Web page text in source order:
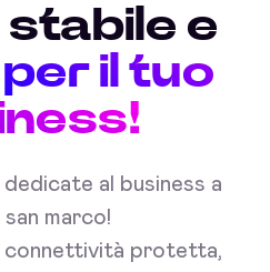
stabile e
per il tuo
al business a
marco!
connettività protetta,